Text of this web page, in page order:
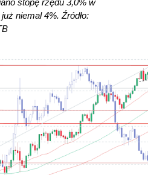
stopę rzędu 3,0% w
niemal 4%. Źródło: